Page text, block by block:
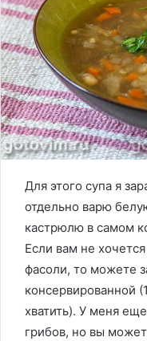
Для этого супа я
отдельно варю
кастрюлю в самом
Если вам не
фасоли, то можете
консервированной
хватить). У меня
грибов, но вы